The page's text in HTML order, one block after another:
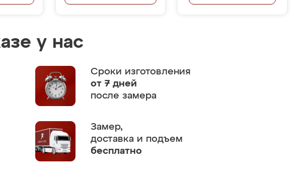
у нас
Сроки изготовления
от 7 дней
после замера
Замер,
доставка и подъем
бесплатно